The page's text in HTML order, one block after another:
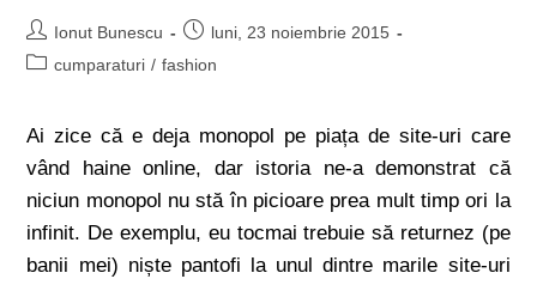
Ionut Bunescu
luni, 23 noiembrie 2015
cumparaturi / fashion
Ai zice că e deja monopol pe piața de site-uri care
vând haine online, dar istoria ne-a demonstrat că
niciun monopol nu stă în picioare prea mult timp ori la
infinit. De exemplu, eu tocmai trebuie să returnez (pe
banii mei) niște pantofi la unul dintre marile site-uri